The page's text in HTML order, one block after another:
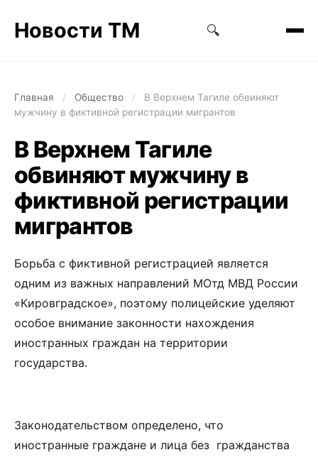
Новости ТМ 🔍
Главная / Общество /
В Верхнем Тагиле обвиняют
мужчину в фиктивной регистрации мигрантов
В Верхнем Тагиле
обвиняют мужчину в
фиктивной регистрации
мигрантов
Борьба с фиктивной регистрацией является
одним из важных направлений МОтд МВД России
«Кировградское», поэтому полицейские уделяют
особое внимание законности нахождения
иностранных граждан на территории
государства.
Законодательством определено, что
иностранные граждане и лица без гражданства